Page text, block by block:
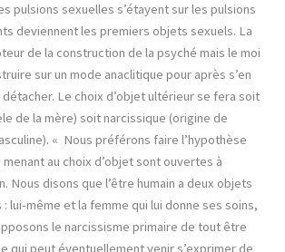
pulsions sexuelles s’étayent sur les pulsions
deviennent les premiers objets sexuels. La
de la construction de la psyché mais le moi
sur un mode anaclitique pour après s’en
détacher. Le choix d’objet ultérieur se fera soit
de la mère) soit narcissique (origine de
« Nous préférons faire l’hypothèse
au choix d’objet sont ouvertes à
Nous disons que l’être humain a deux objets
lui-même et la femme qui lui donne ses soins,
le narcissisme primaire de tout être
qui peut éventuellement venir s’exprimer de